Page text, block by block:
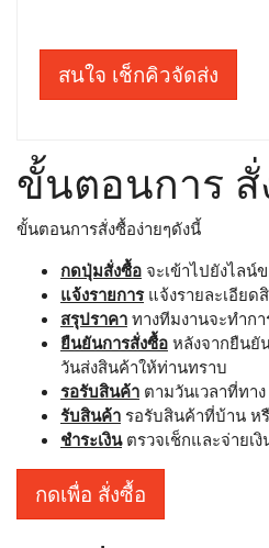
สนใจ เช็กคิวจัดส่ง
ขั้นตอนการ สั่
ขั้นตอนการสั่งซื้อง่ายๆดังนี้
กดปุ่มสั่งซื้อ จะเข้าไปยังไลน์ข
แจ้งรายการแจ้งรายละเอียด
สรุปราคา ทางทีมงานจะทำก
ยืนยันการสั่งซื้อ หลังจากยืนยั
วันส่งสินค้าให้ท่านทราบ
รอรับสินค้า ตามวันเวลาที่ทา
รับสินค้า รอรับสินค้าที่บ้าน ห
ชำระเงินตรวจเช็กและจ่ายเ
กดเพื่อ สั่งซื้อ